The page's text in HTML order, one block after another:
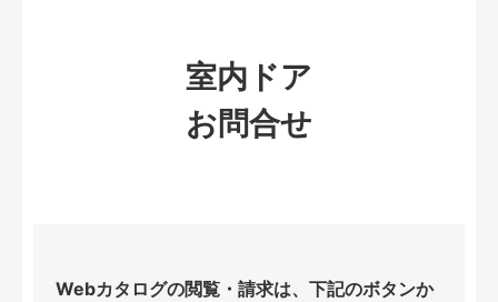
室内ドア
お問合せ
Webカタログの閲覧・請求は、下記のボタンか